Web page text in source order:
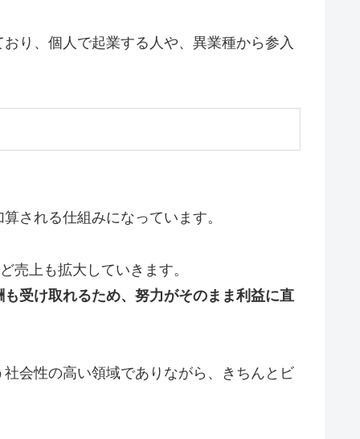
り、個人で起業する人や、異業種から参入
される仕組みになっています。
売上も拡大していきます。
受け取れるため、努力がそのまま利益に直
会性の高い領域でありながら、きちんとビ